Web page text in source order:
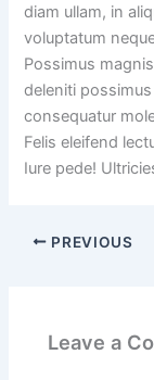
diam ullam, in
voluptatum
Possimus
deleniti
consequatur
Felis eleifend
Iure pede!
PREVIOUS
Leave a